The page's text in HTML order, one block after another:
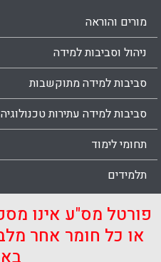
מורים והוראה
ניהול וסביבות למידה
סביבות למידה מתוקשבות
סביבות למידה עתירות טכנולוגיה
תחומי לימוד
תלמידים
פורטל מס"ע אינו
או כל חומר אחר